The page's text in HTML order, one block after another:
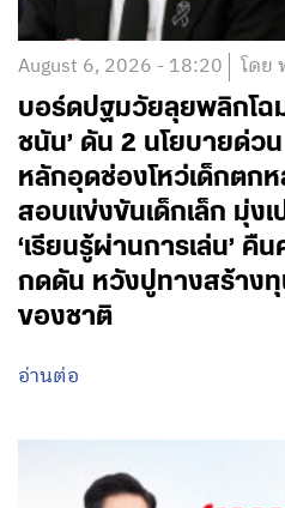
August 6, 2026 - 18:20 โดย
บอร์ดปฐมวัยลุยพลิกโฉ
ชนัน’ ดัน 2 นโยบายด่วน
หลักอุดช่องโหว่เด็กตก
สอบแข่งขันเด็กเล็ก มุ่งเ
‘เรียนรู้ผ่านการเล่น’ คื
กดดัน หวังปูทางสร้าง
ของชาติ
อ่านต่อ